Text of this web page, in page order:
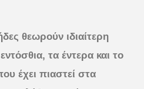
θεωρούν ιδιαίτερη
τα έντερα και το
έχει πιαστεί στα